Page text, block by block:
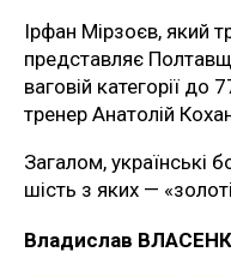
Ірфан Мірзоєв, який
представляє
ваговій категорії до
тренер Анатолій
Загалом, українські
шість з яких —
Владислав